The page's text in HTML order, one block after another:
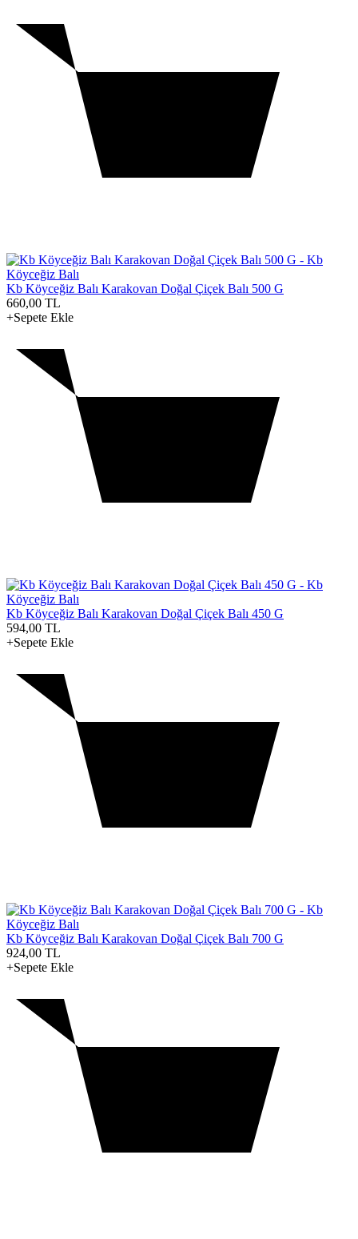
Kb Köyceğiz Balı Karakovan Doğal Çiçek Balı 500 G
660,00 TL
+Sepete Ekle
Kb Köyceğiz Balı Karakovan Doğal Çiçek Balı 450 G
594,00 TL
+Sepete Ekle
Kb Köyceğiz Balı Karakovan Doğal Çiçek Balı 700 G
924,00 TL
+Sepete Ekle